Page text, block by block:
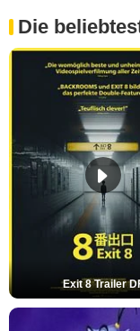
Die
Exit 8 Trailer